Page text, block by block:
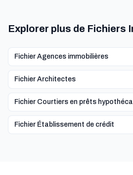
Explorer plus de Fichiers
Fichier Agences immobilières
Fichier Architectes
Fichier Courtiers en prêts
Fichier Établissement de crédit